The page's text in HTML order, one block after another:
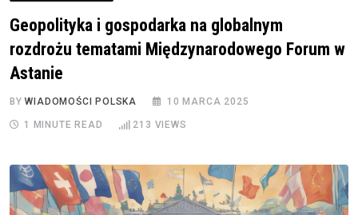
Geopolityka i gospodarka na globalnym
rozdrożu tematami Międzynarodowego Forum w
Astanie
BYWIADOMOŚCI POLSKA 10 MARCA 2025
1 MINUTE READ 213 VIEWS